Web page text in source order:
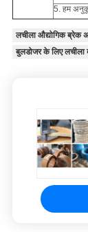
5. हम
लचीला औद्योगिक ब्रेक
बुलडोजर के लिए